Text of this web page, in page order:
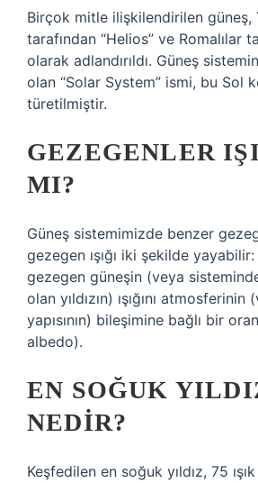
Birçok mitle ilişkilendirilen güneş,
tarafından “Helios” ve Romalılar
olarak adlandırıldı. Güneş
olan “Solar System” ismi, bu Sol
türetilmiştir.
GEZEGENLER
MI?
Güneş sistemimizde benzer
gezegen ışığı iki şekilde
gezegen güneşin (veya
olan yıldızın) ışığını
yapısının) bileşimine bağlı bir
albedo).
EN SOĞUK
NEDIR?
Keşfedilen en soğuk yıldız, 75